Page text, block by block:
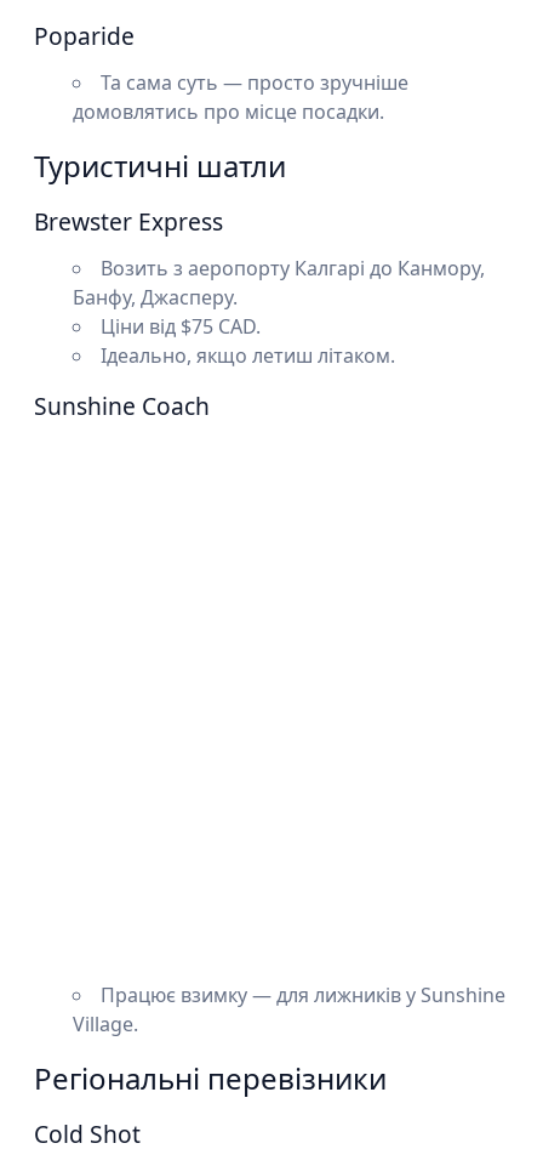
Poparide
Та сама суть — просто зручніше
домовлятись про місце посадки.
Туристичні шатли
Brewster Express
Возить з аеропорту Калгарі до Канмору,
Банфу, Джасперу.
Ціни від $75 CAD.
Ідеально, якщо летиш літаком.
Sunshine Coach
Працює взимку — для лижників у Sunshine
Village.
Регіональні перевізники
Cold Shot